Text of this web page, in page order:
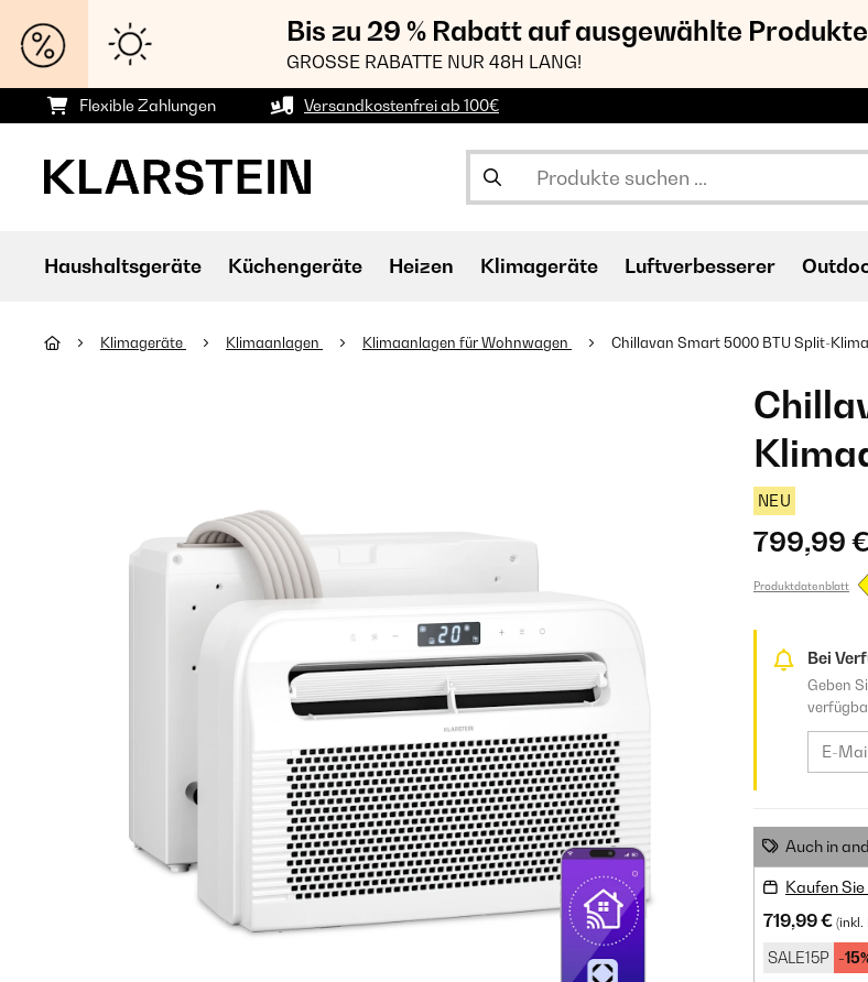
Bis zu 29 % Rabatt auf ausgewählte
GROSSE RABATTE NUR 48H LANG!
Flexible Zahlungen Versandkostenfrei ab 100€
Haushaltsgeräte Küchengeräte Heizen Klimageräte Luftverbesserer
Klimageräte Klimaanlagen Klimaanlagen für Wohnwagen Chillavan Smart 5000 BTU Split-
NEU
799,99 €
Produktdatenblatt
Bei
Geben
Auch in
Kaufen
719,99 € (inkl.
SALE15P -